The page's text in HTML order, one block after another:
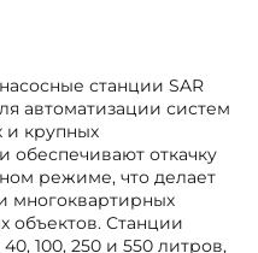
станции SAR
автоматизации систем
и крупных
обеспечивают откачку
режиме, что делает
многоквартирных
объектов. Станции
100, 250 и 550 литров,